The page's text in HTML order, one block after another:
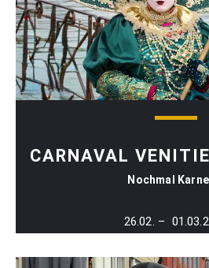
CARNAVAL
Nochmal
26.02. –